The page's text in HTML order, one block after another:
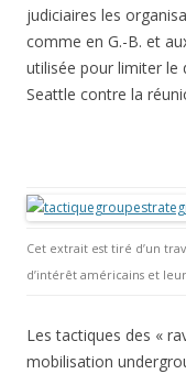
judiciaires les
comme en G.-B. et
utilisée pour limiter le
Seattle contre la
Cet extrait est tiré d’un
d’intérêt américains et
Les tactiques des «
mobilisation